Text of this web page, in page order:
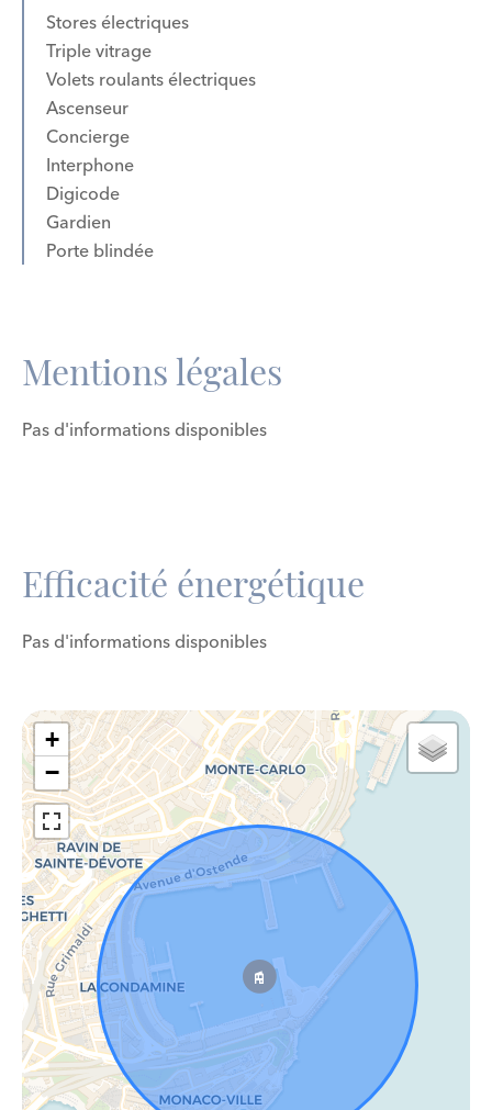
Stores électriques
Triple vitrage
Volets roulants électriques
Ascenseur
Concierge
Interphone
Digicode
Gardien
Porte blindée
Mentions légales
Pas d'informations disponibles
Efficacité énergétique
Pas d'informations disponibles
+
−